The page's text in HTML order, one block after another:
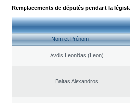
Remplacements de députés pendant la
Nom et Prénom
Avdis Leonidas (Leon)
Baltas Alexandros